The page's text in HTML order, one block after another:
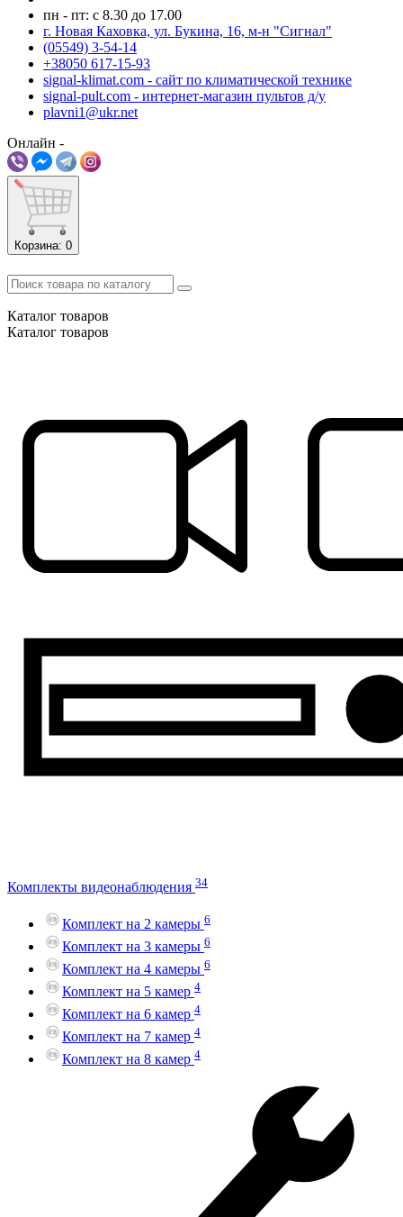
пн - пт: с 8.30 до 17.00
г. Новая Каховка, ул. Букина, 16, м-н "Сигнал"
(05549) 3-54-14
+38050 617-15-93
signal-klimat.com - сайт по климатической технике
signal-pult.com - интернет-магазин пультов д/у
plavni1@ukr.net
Онлайн -
Корзина: 0
Каталог товаров
Каталог товаров
Комплекты видеонаблюдения 34
Комплект на 2 камеры 6
Комплект на 3 камеры 6
Комплект на 4 камеры 6
Комплект на 5 камер 4
Комплект на 6 камер 4
Комплект на 7 камер 4
Комплект на 8 камер 4